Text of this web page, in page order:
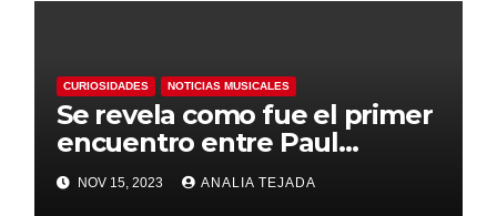
CURIOSIDADES NOTICIAS MUSICALES
Se revela como fue el primer
encuentro entre Paul
McCartney y John Lennon
NOV 15, 2023 ANALIA TEJADA